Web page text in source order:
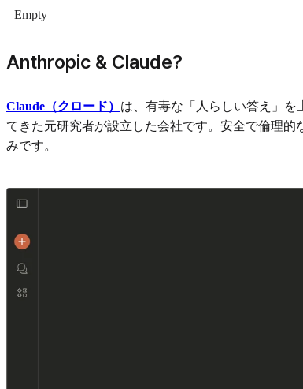
Empty
Anthropic & Claude?
Claude（クロード） は、有毒な「人らしい答え」を
てきた元研究者が設立した会社です。安全で倫理
みです。